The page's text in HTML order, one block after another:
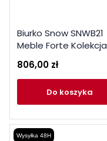
Biurko Snow SNWB21
Meble Forte Kolekcja
806,00 zł
do koszyka
Wysyłka 48H